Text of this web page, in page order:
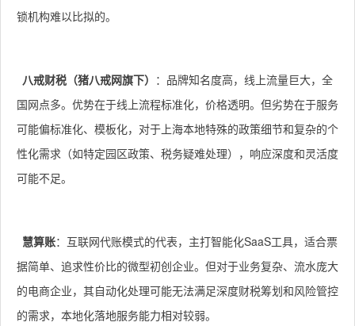
锁机构难以比拟的。
八戒财税（猪八戒网旗下） ：品牌知名度高，线上流量巨大，全
国网点多。优势在于线上流程标准化，价格透明。但劣势在于服务
可能偏标准化、模板化，对于上海本地特殊的政策细节和复杂的个
性化需求（如特定园区政策、税务疑难处理），响应深度和灵活度
可能不足。
慧算账：互联网代账模式的代表，主打智能化SaaS工具，适合票
据简单、追求性价比的微型初创企业。但对于业务复杂、流水庞大
的电商企业，其自动化处理可能无法满足深度财税筹划和风险管控
的需求，本地化落地服务能力相对较弱。